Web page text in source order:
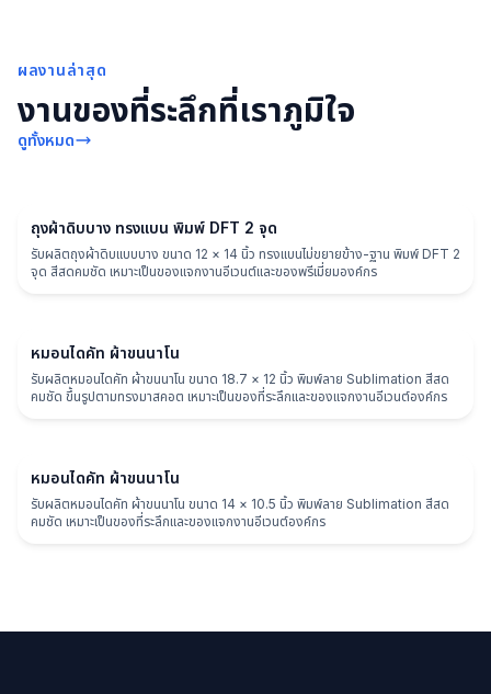
ผลงานล่าสุด
งานของที่ระลึกที่เราภูมิใจ
ดูทั้งหมด
ถุงผ้า
ถุงผ้าดิบบาง ทรงแบน พิมพ์ DFT 2 จุด
รับผลิตถุงผ้าดิบแบบบาง ขนาด 12 × 14 นิ้ว ทรงแบนไม่ขยายข้าง-ฐาน พิมพ์ DFT 2
จุด สีสดคมชัด เหมาะเป็นของแจกงานอีเวนต์และของพรีเมี่ยมองค์กร
หมอน
หมอนไดคัท ผ้าขนนาโน
รับผลิตหมอนไดคัท ผ้าขนนาโน ขนาด 18.7 × 12 นิ้ว พิมพ์ลาย Sublimation สีสด
คมชัด ขึ้นรูปตามทรงมาสคอต เหมาะเป็นของที่ระลึกและของแจกงานอีเวนต์องค์กร
หมอน
หมอนไดคัท ผ้าขนนาโน
รับผลิตหมอนไดคัท ผ้าขนนาโน ขนาด 14 × 10.5 นิ้ว พิมพ์ลาย Sublimation สีสด
คมชัด เหมาะเป็นของที่ระลึกและของแจกงานอีเวนต์องค์กร